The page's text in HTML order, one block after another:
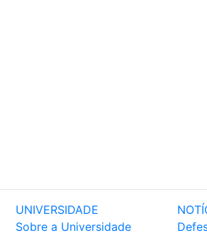
UNIVERSIDADE
Sobre a Universidade